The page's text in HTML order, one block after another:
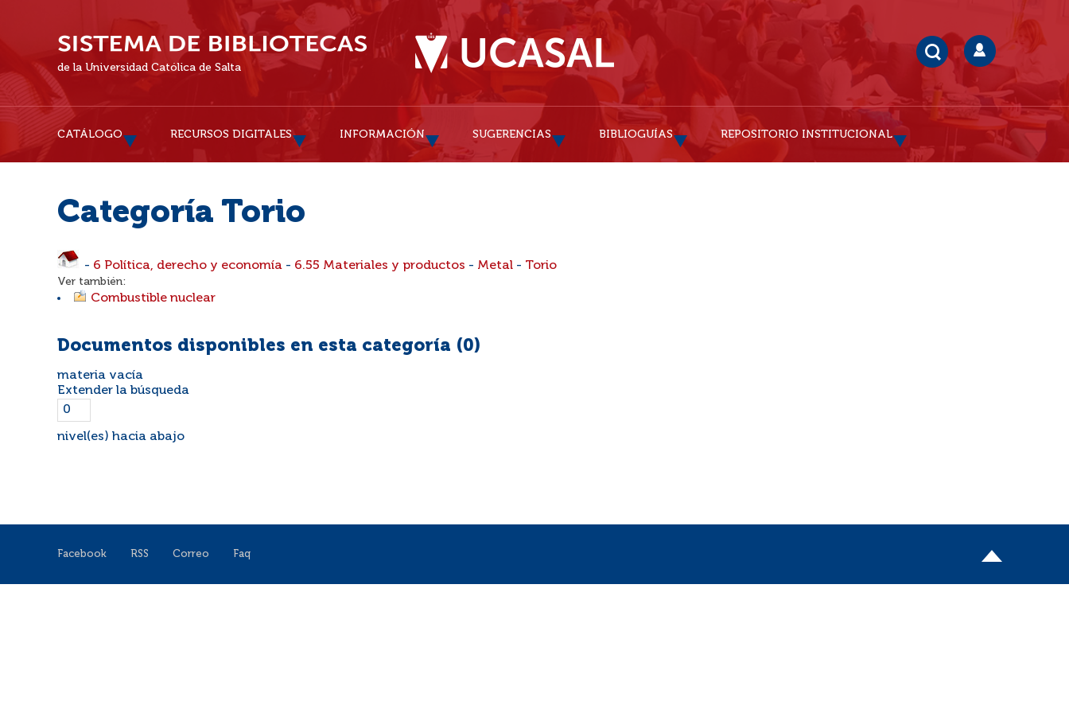
de la Universidad Católica de Salta
CATÁLOGO RECURSOS DIGITALES INFORMACIÓN SUGERENCIAS BIBLIOGUÍAS REPOSITORIO INSTITUCIONAL
Categoría Torio
- 6 Política, derecho y economía - 6.55 Materiales y productos - Metal - Torio
Ver también:
Combustible nuclear
Documentos disponibles en esta categoría (0)
materia vacía
Extender la búsqueda
nivel(es) hacia abajo
Facebook RSS Correo Faq